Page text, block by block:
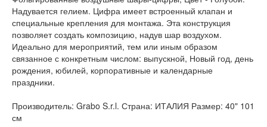
Надувается гелием. Цифра имеет встроенный клапан и
специальные крепления для монтажа. Эта конструкция
позволяет создать композицию, надув шар воздухом.
Идеально для мероприятий, тем или иным образом
связанное с конкретным числом: выпускной, Новый год, день
рождения, юбилей, корпоративные и календарные
праздники.
Производитель: Grabo S.r.l. Страна: ИТАЛИЯ Размер: 40" 101
см